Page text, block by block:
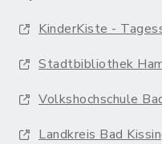
KinderKiste -
Stadtbibliothek
Volkshochschule
Landkreis Bad